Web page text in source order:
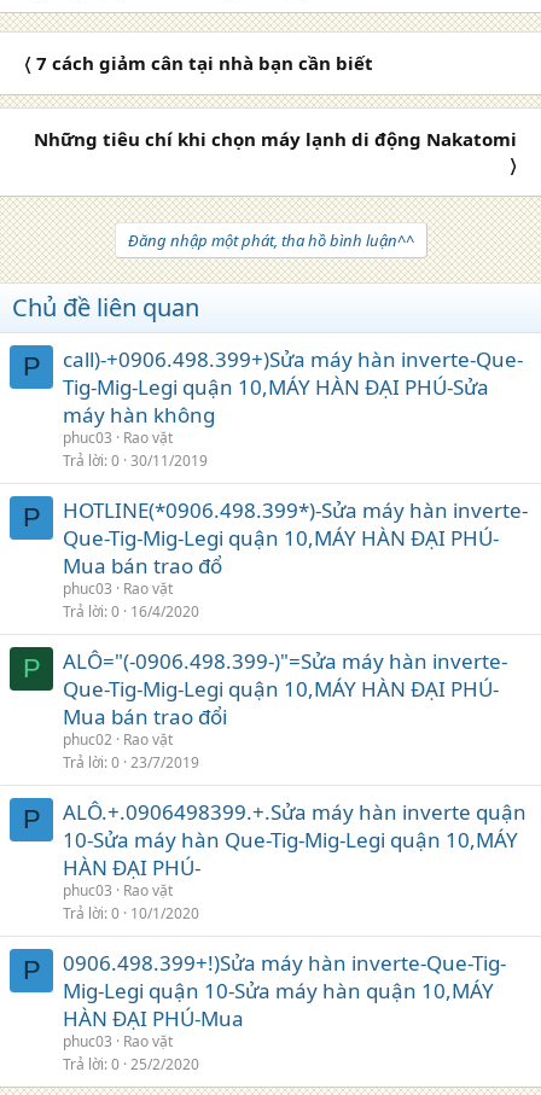
〈 7 cách giảm cân tại nhà bạn cần biết
Những tiêu chí khi chọn máy lạnh di động Nakatomi
〉
Đăng nhập một phát, tha hồ bình luận^^
Chủ đề liên quan
P
call)-+0906.498.399+)Sửa máy hàn inverte-Que-
Tig-Mig-Legi quận 10,MÁY HÀN ĐẠI PHÚ-Sửa
máy hàn không
phuc03
Rao vặt
Trả lời 0 30/11/2019
P
HOTLINE(*0906.498.399*)-Sửa máy hàn inverte-
Que-Tig-Mig-Legi quận 10,MÁY HÀN ĐẠI PHÚ-
Mua bán trao đổ
phuc03
Rao vặt
Trả lời 0 16/4/2020
P
ALÔ="(-0906.498.399-)"=Sửa máy hàn inverte-
Que-Tig-Mig-Legi quận 10,MÁY HÀN ĐẠI PHÚ-
Mua bán trao đổi
phuc02 Rao vặt
Trả lời 0 23/7/2019
P
ALÔ.+.0906498399.+.Sửa máy hàn inverte quận
10-Sửa máy hàn Que-Tig-Mig-Legi quận 10,MÁY
HÀN ĐẠI PHÚ-
phuc03
Rao vặt
Trả lời 0 10/1/2020
P
0906.498.399+!)Sửa máy hàn inverte-Que-Tig-
Mig-Legi quận 10-Sửa máy hàn quận 10,MÁY
HÀN ĐẠI PHÚ-Mua
phuc03
Rao vặt
Trả lời 0 25/2/2020